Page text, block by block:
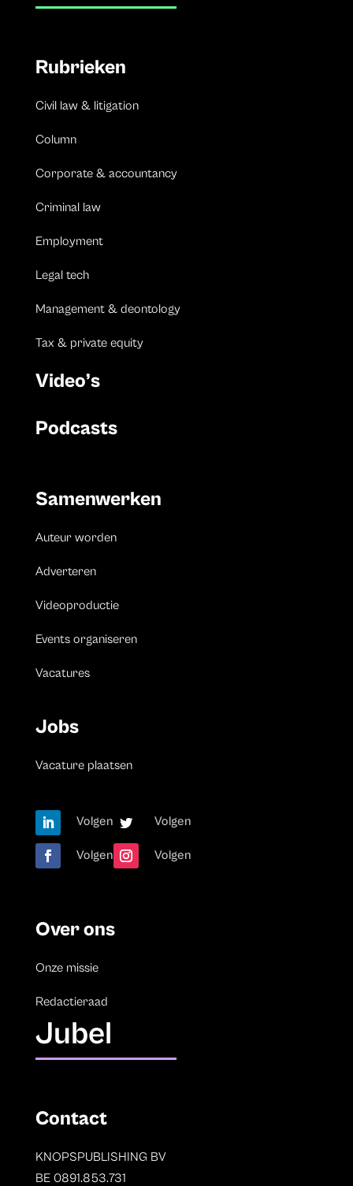
Rubrieken
Civil law & litigation
Column
Corporate & accountancy
Criminal law
Employment
Legal tech
Management & deontology
Tax & private equity
Video’s
Podcasts
Samenwerken
Auteur worden
Adverteren
Videoproductie
Events organiseren
Vacatures
Jobs
Vacature plaatsen
Volgen Volgen
Volgen Volgen
Over ons
Onze missie
Redactieraad
Jubel
Contact
KNOPSPUBLISHING BV
BE 0891.853.731